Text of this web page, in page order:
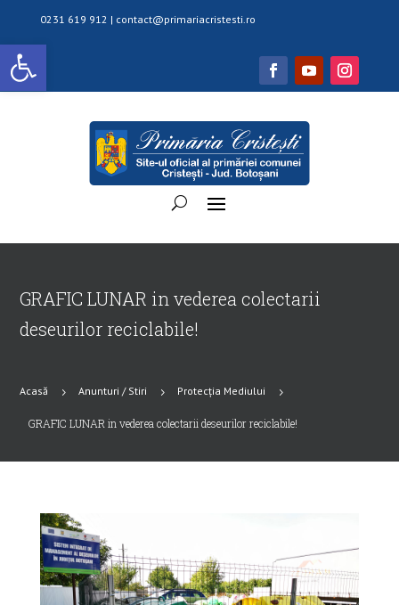
Deschide bara de unelte
0231 619 912 | contact@primariacristesti.ro
GRAFIC LUNAR in vederea colectarii
deseurilor reciclabile!
Acasă 5 Anunturi / Stiri 5 Protecția Mediului 5
GRAFIC LUNAR in vederea colectarii deseurilor reciclabile!